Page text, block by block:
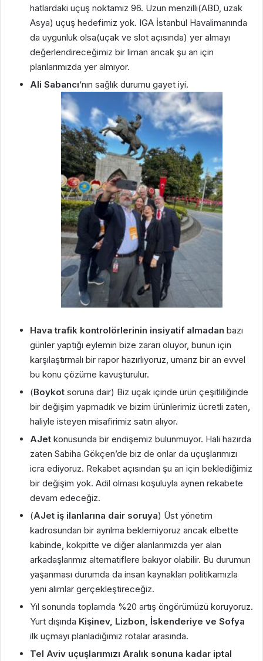
hatlardaki uçuş noktamız 96. Uzun menzilli(ABD, uzak
Asya) uçuş hedefimiz yok. IGA İstanbul Havalimanında
da uygunluk olsa(uçak ve slot açısında) yer almayı
değerlendireceğimiz bir liman ancak şu an için
planlarımızda yer almıyor.
Ali Sabancı‘nın sağlık durumu gayet iyi.
Hava trafik kontrolörlerinin insiyatif almadan bazı
günler yaptığı eylemin bize zararı oluyor, bunun için
karşılaştırmalı bir rapor hazırlıyoruz, umarız bir an evvel
bu konu çözüme kavuşturulur.
(Boykot soruna dair) Biz uçak içinde ürün çeşitliliğinde
bir değişim yapmadık ve bizim ürünlerimiz ücretli zaten,
haliyle isteyen misafirimiz satın alıyor.
AJet konusunda bir endişemiz bulunmuyor. Hali hazırda
zaten Sabiha Gökçen’de biz de onlar da uçuşlarımızı
icra ediyoruz. Rekabet açısından şu an için beklediğimiz
bir değişim yok. Adil olması koşuluyla aynen rekabete
devam edeceğiz.
(AJet iş ilanlarına dair soruya) Üst yönetim
kadrosundan bir ayrılma beklemiyoruz ancak elbette
kabinde, kokpitte ve diğer alanlarımızda yer alan
arkadaşlarımız alternatiflere bakıyor olabilir. Bu durumun
yaşanması durumda da insan kaynakları politikamızla
yeni alımlar gerçekleştireceğiz.
Yıl sonunda toplamda %20 artış öngörümüzü koruyoruz.
Yurt dışında Kişinev, Lizbon, İskenderiye ve Sofya
ilk uçmayı planladığımız rotalar arasında.
Tel Aviv uçuşlarımızı Aralık sonuna kadar iptal